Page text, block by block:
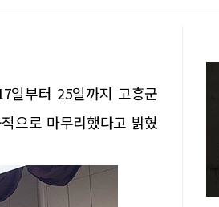
일부터 25일까지 고흥군
으로 마무리했다고 밝혔